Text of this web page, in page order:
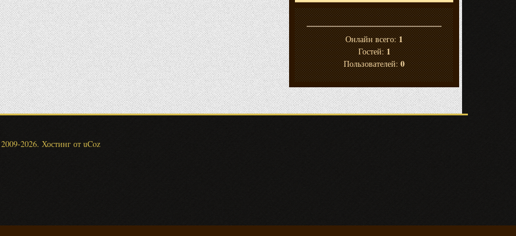
Онлайн всего:1
Гостей:1
Пользователей:0
2026. Хостинг от uCoz